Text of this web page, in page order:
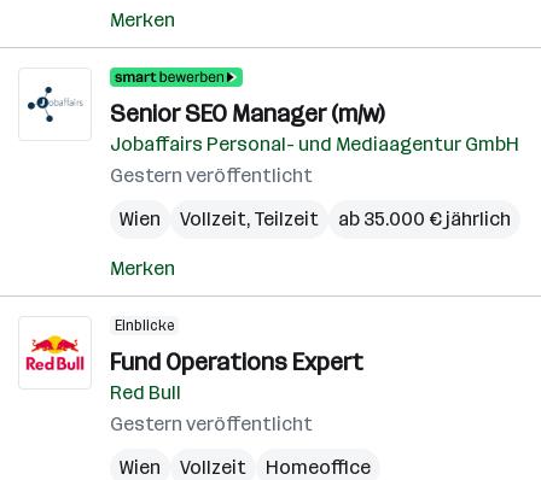
Merken
Senior SEO Manager (m/w)
Jobaffairs Personal- und Mediaagentur GmbH
Gestern veröffentlicht
Wien
Vollzeit, Teilzeit ab 35.000 € jährlich
Merken
Einblicke
Fund Operations Expert
Red Bull
Gestern veröffentlicht
Wien
Vollzeit
Homeoffice